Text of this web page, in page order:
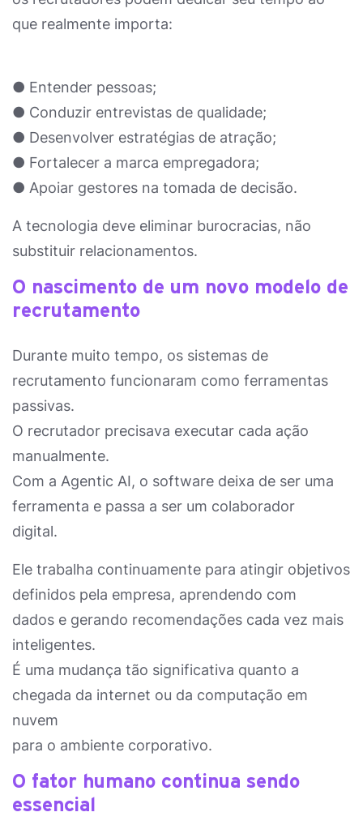
que realmente importa:
● Entender pessoas;
● Conduzir entrevistas de qualidade;
● Desenvolver estratégias de atração;
● Fortalecer a marca empregadora;
● Apoiar gestores na tomada de decisão.
A tecnologia deve eliminar burocracias, não
substituir relacionamentos.
O nascimento de um novo modelo de
recrutamento
Durante muito tempo, os sistemas de
recrutamento funcionaram como ferramentas
passivas.
O recrutador precisava executar cada ação
manualmente.
Com a Agentic AI, o software deixa de ser uma
ferramenta e passa a ser um colaborador
digital.
Ele trabalha continuamente para atingir objetivos
definidos pela empresa, aprendendo com
dados e gerando recomendações cada vez mais
inteligentes.
É uma mudança tão significativa quanto a
chegada da internet ou da computação em
nuvem
para o ambiente corporativo.
O fator humano continua sendo
essencial